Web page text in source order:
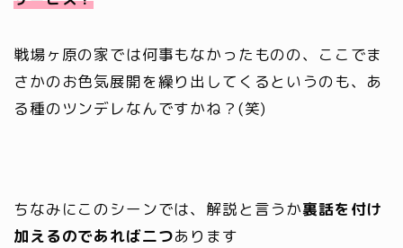
戦場ヶ原の家では何事もなかったものの、ここでま
さかのお色気展開を繰り出してくるというのも、あ
る種のツンデレなんですかね？(笑)
ちなみにこのシーンでは、解説と言うか裏話を付け
加えるのであれば二つあります